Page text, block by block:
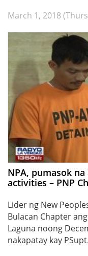
March 1, 2018
NPA, pumasok
activities – PNP
Lider ng New
Bulacan Chapter
Laguna noong
nakapatay kay